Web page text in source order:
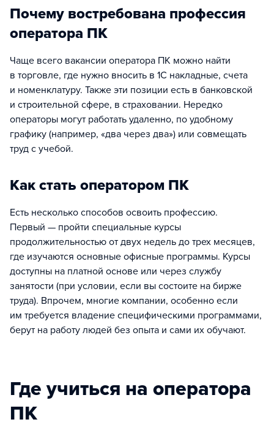
Почему востребована профессия
оператора ПК
Чаще всего вакансии оператора ПК можно найти
в торговле, где нужно вносить в 1С накладные, счета
и номенклатуру. Также эти позиции есть в банковской
и строительной сфере, в страховании. Нередко
операторы могут работать удаленно, по удобному
графику (например, «два через два») или совмещать
труд с учебой.
Как стать оператором ПК
Есть несколько способов освоить профессию.
Первый — пройти специальные курсы
продолжительностью от двух недель до трех месяцев,
где изучаются основные офисные программы. Курсы
доступны на платной основе или через службу
занятости (при условии, если вы состоите на бирже
труда). Впрочем, многие компании, особенно если
им требуется владение специфическими программами,
берут на работу людей без опыта и сами их обучают.
Где учиться на оператора
ПК